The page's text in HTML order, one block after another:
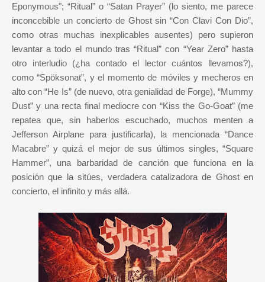
Eponymous"; “Ritual” o “Satan Prayer” (lo siento, me parece
inconcebible un concierto de Ghost sin “Con Clavi Con Dio”,
como otras muchas inexplicables ausentes) pero supieron
levantar a todo el mundo tras “Ritual” con “Year Zero” hasta
otro interludio (¿ha contado el lector cuántos llevamos?),
como “Spöksonat”, y el momento de móviles y mecheros en
alto con “He Is” (de nuevo, otra genialidad de Forge), “Mummy
Dust” y una recta final mediocre con “Kiss the Go-Goat” (me
repatea que, sin haberlos escuchado, muchos menten a
Jefferson Airplane para justificarla), la mencionada “Dance
Macabre” y quizá el mejor de sus últimos singles, “Square
Hammer”, una barbaridad de canción que funciona en la
posición que la sitúes, verdadera catalizadora de Ghost en
concierto, el infinito y más allá.